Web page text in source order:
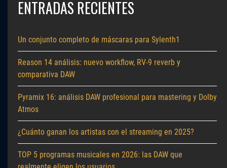
ENTRADAS RECIENTES
Un conjunto completo de máscaras para Sylenth1
Reason 14 análisis: nuevo workflow, RV-9 reverb y
comparativa DAW
Pyramix 16: análisis DAW profesional para mastering y Dolby
Atmos
¿Cuánto ganan los artistas con el streaming en 2025?
TOP 5 programas musicales en 2026: las DAW que